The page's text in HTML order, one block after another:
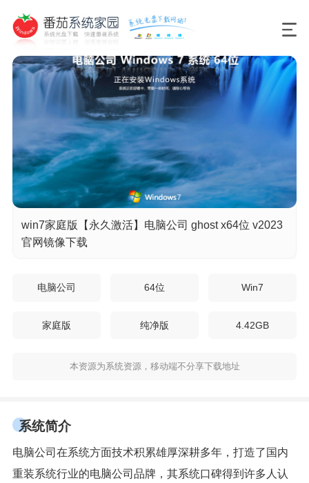
win7家庭版【永久激活】电脑公司 ghost x64位 v2023
官网镜像下载
电脑公司 64位 Win7
家庭版 纯净版 4.42GB
本资源为系统资源，移动端不分享下载地址
系统简介
电脑公司在系统方面技术积累雄厚深耕多年，打造了国内
重装系统行业的电脑公司品牌，其系统口碑得到许多人认